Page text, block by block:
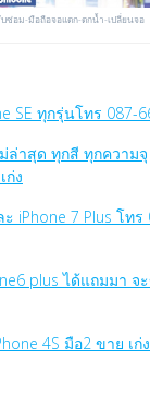
ซ่อม-มือถือจอแตก-ตกน้ำ-เปลี่ยนจอ
SE ทุกรุ่นโทร 087-
ล่าสุด ทุกสี ทุกความจุ
ก่ง
iPhone 7 Plus โทร
plus ได้แถมมา จ
4S มือ2 ขาย เก่